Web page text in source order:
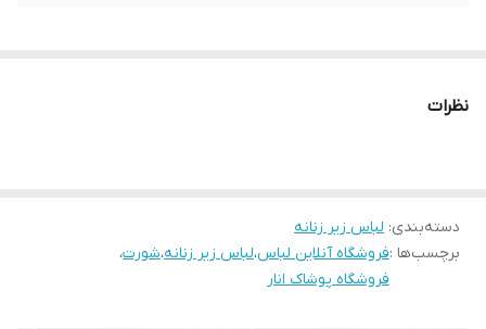
نظرات
دسته‌بندی: لباس زیر زنانه
برچسب‌ها :فروشگاه آنلاین لباس،لباس زیر زنانه،شورت،
فروشگاه پوشاک انار